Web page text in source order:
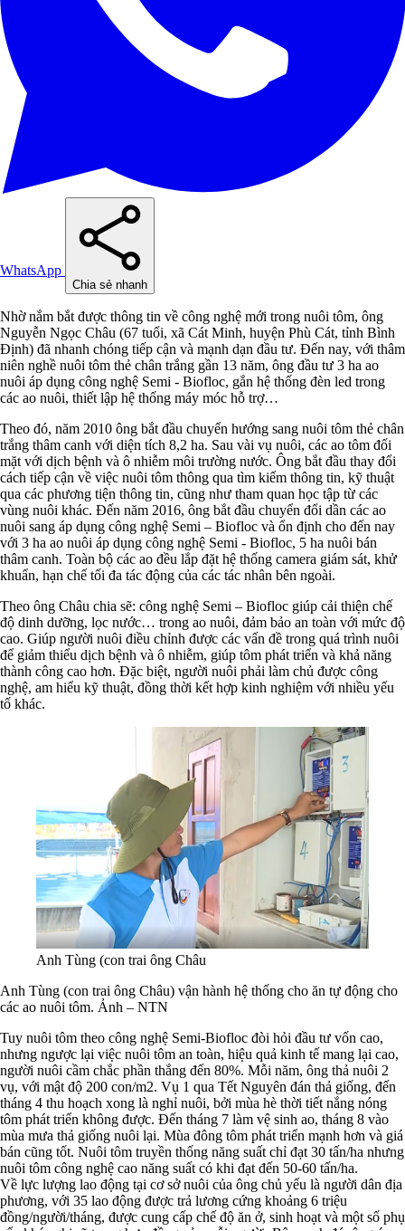
WhatsApp
Chia sẻ nhanh
Nhờ nắm bắt được thông tin về công nghệ mới trong nuôi tôm, ông
Nguyễn Ngọc Châu (67 tuổi, xã Cát Minh, huyện Phù Cát, tỉnh Bình
Định) đã nhanh chóng tiếp cận và mạnh dạn đầu tư. Đến nay, với thâm
niên nghề nuôi tôm thẻ chân trắng gần 13 năm, ông đầu tư 3 ha ao
nuôi áp dụng công nghệ Semi - Biofloc, gắn hệ thống đèn led trong
các ao nuôi, thiết lập hệ thống máy móc hỗ trợ…
Theo đó, năm 2010 ông bắt đầu chuyển hướng sang nuôi tôm thẻ chân
trắng thâm canh với diện tích 8,2 ha. Sau vài vụ nuôi, các ao tôm đối
mặt với dịch bệnh và ô nhiễm môi trường nước. Ông bắt đầu thay đổi
cách tiếp cận về việc nuôi tôm thông qua tìm kiếm thông tin, kỹ thuật
qua các phương tiện thông tin, cũng như tham quan học tập từ các
vùng nuôi khác. Đến năm 2016, ông bắt đầu chuyển đổi dần các ao
nuôi sang áp dụng công nghệ Semi – Biofloc và ổn định cho đến nay
với 3 ha ao nuôi áp dụng công nghệ Semi - Biofloc, 5 ha nuôi bán
thâm canh. Toàn bộ các ao đều lắp đặt hệ thống camera giám sát, khử
khuẩn, hạn chế tối đa tác động của các tác nhân bên ngoài.
Theo ông Châu chia sẽ: công nghệ Semi – Biofloc giúp cải thiện chế
độ dinh dưỡng, lọc nước… trong ao nuôi, đảm bảo an toàn với mức độ
cao. Giúp người nuôi điều chỉnh được các vấn đề trong quá trình nuôi
để giảm thiểu dịch bệnh và ô nhiễm, giúp tôm phát triển và khả năng
thành công cao hơn. Đặc biệt, người nuôi phải làm chủ được công
nghệ, am hiểu kỹ thuật, đồng thời kết hợp kinh nghiệm với nhiều yếu
tố khác.
Anh Tùng (con trai ông Châu
Anh Tùng (con trai ông Châu) vận hành hệ thống cho ăn tự động cho
các ao nuôi tôm. Ảnh – NTN
Tuy nuôi tôm theo công nghệ Semi-Biofloc đòi hỏi đầu tư vốn cao,
nhưng ngược lại việc nuôi tôm an toàn, hiệu quả kinh tế mang lại cao,
người nuôi cầm chắc phần thắng đến 80%. Mỗi năm, ông thả nuôi 2
vụ, với mật độ 200 con/m2. Vụ 1 qua Tết Nguyên đán thả giống, đến
tháng 4 thu hoạch xong là nghỉ nuôi, bởi mùa hè thời tiết nắng nóng
tôm phát triển không được. Đến tháng 7 làm vệ sinh ao, tháng 8 vào
mùa mưa thả giống nuôi lại. Mùa đông tôm phát triển mạnh hơn và giá
bán cũng tốt. Nuôi tôm truyền thống năng suất chỉ đạt 30 tấn/ha nhưng
nuôi tôm công nghệ cao năng suất có khi đạt đến 50-60 tấn/ha.
Về lực lượng lao động tại cơ sở nuôi của ông chủ yếu là người dân địa
phương, với 35 lao động được trả lương cứng khoảng 6 triệu
đồng/người/tháng, được cung cấp chế độ ăn ở, sinh hoạt và một số phụ